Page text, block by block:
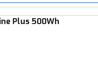
Plus 500Wh